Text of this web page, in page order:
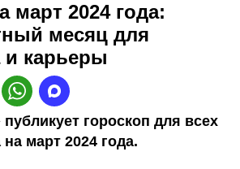
март 2024 года:
месяц для
и карьеры
публикует гороскоп для всех
март 2024 года.